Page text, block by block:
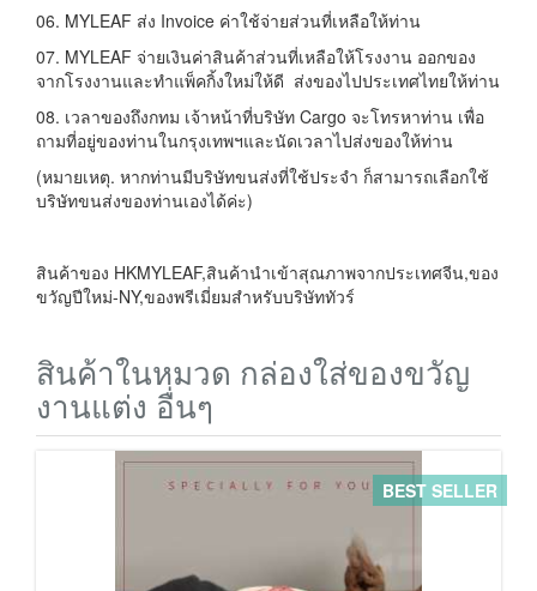
06. MYLEAF ส่ง Invoice ค่าใช้จ่ายส่วนที่เหลือให้ท่าน
07. MYLEAF จ่ายเงินค่าสินค้าส่วนที่เหลือให้โรงงาน ออกของ
จากโรงงานและทำแพ็คกิ้งใหม่ให้ดี ส่งของไปประเทศไทยให้ท่าน
08. เวลาของถึงกทม เจ้าหน้าที่บริษัท Cargo จะโทรหาท่าน เพื่อ
ถามที่อยู่ของท่านในกรุงเทพฯและนัดเวลาไปส่งของให้ท่าน
(หมายเหตุ. หากท่านมีบริษัทขนส่งที่ใช้ประจำ ก็สามารถเลือกใช้
บริษัทขนส่งของท่านเองได้ค่ะ)
สินค้าของ HKMYLEAF,สินค้านำเข้าสุณภาพจากประเทศจีน,ของ
ขวัญปีใหม่-NY,ของพรีเมี่ยมสำหรับบริษัททัวร์
สินค้าในหมวด กล่องใส่ของขวัญ
งานแต่ง อื่นๆ
BEST SELLER